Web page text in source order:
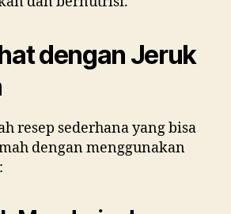
dengan Jeruk
resep sederhana yang bisa
dengan menggunakan